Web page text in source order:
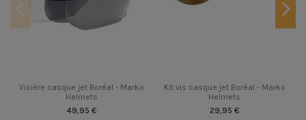
Visière casque jet Boréal - Marko
Helmets
49,95 €
Kit vis casque jet Boréal - Marko
Helmets
29,95 €